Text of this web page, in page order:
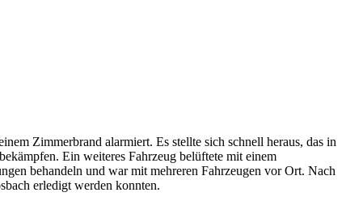
Zimmerbrand alarmiert. Es stellte sich schnell heraus, das in
Ein weiteres Fahrzeug belüftete mit einem
behandeln und war mit mehreren Fahrzeugen vor Ort. Nach
erledigt werden konnten.